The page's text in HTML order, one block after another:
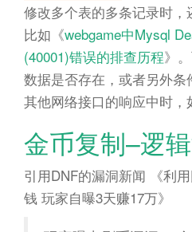
修改多个表的多条记录时，
比如《webgame中Mysql
(40001)错误的排查历程》
数据是否存在，或者另外条
其他网络接口的响应中时，
金币复制–逻
引用DNF的漏洞新闻 《利
钱 玩家自曝3天赚17万》